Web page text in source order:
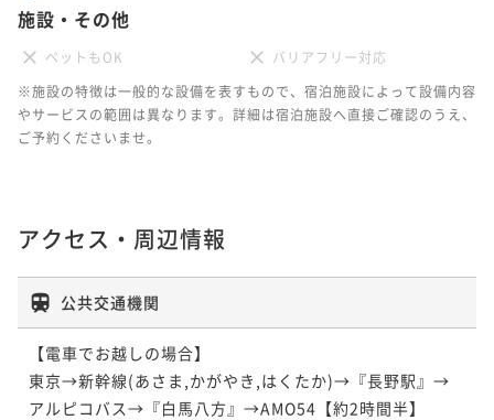
施設・その他
ペットもOK
バリアフリー対応
※施設の特徴は一般的な設備を表すもので、宿泊施設によって設備内容
やサービスの範囲は異なります。詳細は宿泊施設へ直接ご確認のうえ、
ご予約くださいませ。
アクセス・周辺情報
公共交通機関
【電車でお越しの場合】
東京→新幹線(あさま,かがやき,はくたか)→『長野駅』→
アルピコバス→『白馬八方』→AMO54【約2時間半】